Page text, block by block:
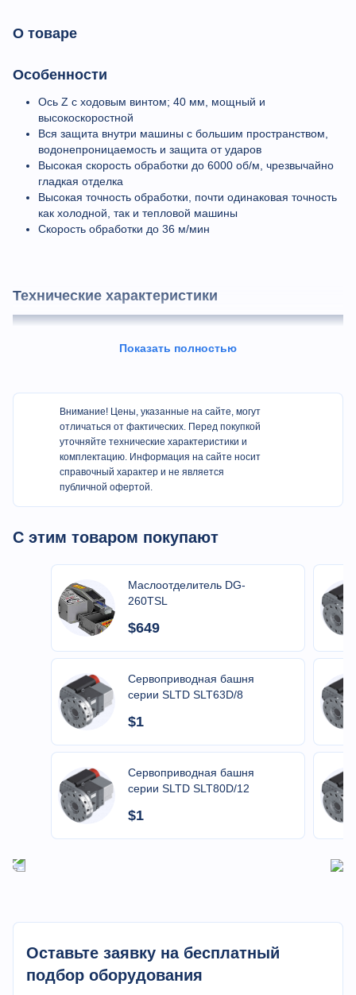
О товаре
Особенности
Ось Z с ходовым винтом; 40 мм, мощный и
высокоскоростной
Вся защита внутри машины с большим пространством,
водонепроницаемость и защита от ударов
Высокая скорость обработки до 6000 об/м, чрезвычайно
гладкая отделка
Высокая точность обработки, почти одинаковая точность
как холодной, так и тепловой машины
Скорость обработки до 36 м/мин
Технические характеристики
Шпиндель
TAIWAN
POSA
А2-5/46
Серводвигатель YASKAWA 1300 Вт
Серводвигатель
шпинделя
SENLIMA
Частотный
частотный контроллер
Ведущий винт HIWIN/PMI
Подшипник
Муфта с ведущим
Germany
высокий уровень
точности
Параметр
Cпособность
шпинделя
Макс диаметр
материала
Макс
оси X
Показать полностью
Внимание! Цены, указанные на сайте, могут
отличаться от фактических. Перед покупкой
уточняйте технические характеристики и
комплектацию. Информация на сайте носит
справочный характер и не является
публичной офертой.
С этим товаром покупают
Маслоотделитель DG-
260TSL
$649
Сервоприводная башня
серии SLTD SLT63D/8
$1
Сервоприводная башня
серии SLTD SLT80D/12
$1
Оставьте заявку на бесплатный
подбор оборудования